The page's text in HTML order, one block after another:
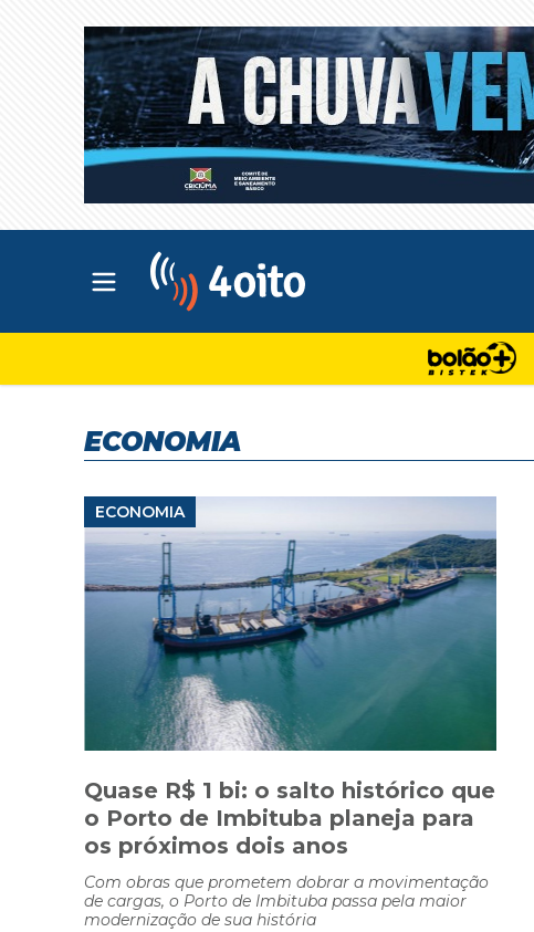
Abrir menu principal
ECONOMIA
ECONOMIA
Quase R$ 1 bi: o salto histórico que
o Porto de Imbituba planeja para
os próximos dois anos
Com obras que prometem dobrar a movimentação
de cargas, o Porto de Imbituba passa pela maior
modernização de sua história